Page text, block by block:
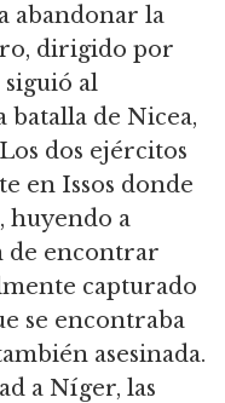
abandonar la
dirigido por
siguió al
de Nicea,
dos ejércitos
en Issos donde
huyendo a
de encontrar
capturado
se encontraba
asesinada.
a Níger, las